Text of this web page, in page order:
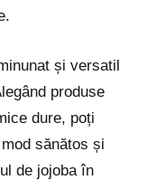
și versatil
produse
dure, poți
sănătos și
de jojoba în